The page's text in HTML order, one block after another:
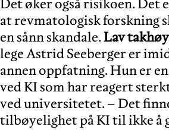
Det øker også risikoen. Det
at revmatologisk forskning
en sånn skandale.Lav
lege Astrid Seeberger er
annen oppfatning. Hun er
ved KI som har reagert
ved universitetet. – Det
tilbøyelighet på KI til ikke å